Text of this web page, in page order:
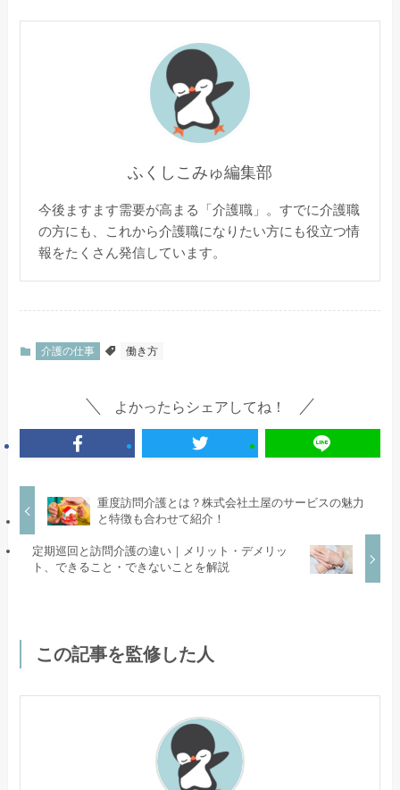
ふくしこみゅ編集部
今後ますます需要が高まる「介護職」。すでに介護職
の方にも、これから介護職になりたい方にも役立つ情
報をたくさん発信しています。
介護の仕事 働き方
よかったらシェアしてね！
重度訪問介護とは？株式会社土屋のサービスの魅力
と特徴も合わせて紹介！
定期巡回と訪問介護の違い｜メリット・デメリッ
ト、できること・できないことを解説
この記事を監修した人